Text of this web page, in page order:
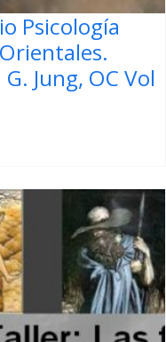
Psicología
Jung, OC Vol